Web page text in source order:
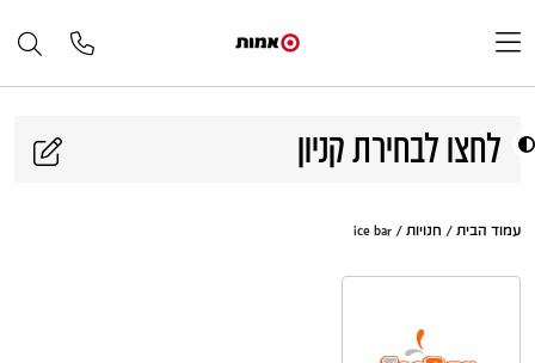
לחצו לבחירת קניון
עמוד הבית / חנויות / ice bar